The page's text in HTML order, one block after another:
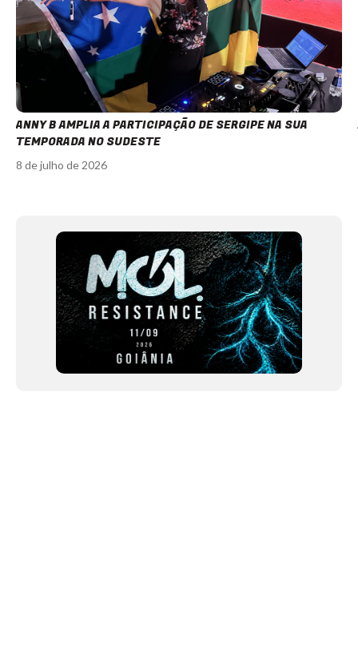
ANNY B AMPLIA A PARTICIPAÇÃO DE SERGIPE NA SUA
TEMPORADA NO SUDESTE
8 de julho de 2026